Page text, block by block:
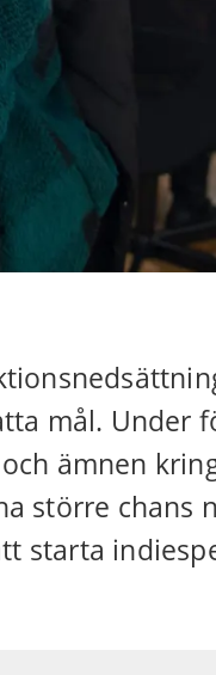
mål. Under
ämnen
större chans
starta